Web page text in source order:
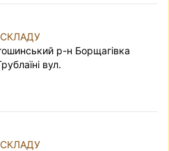
р-н Борщагівка
вул.